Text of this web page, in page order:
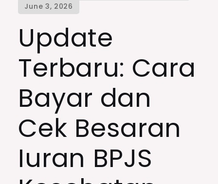
Update
Terbaru: Cara
Bayar dan
Cek Besaran
Iuran BPJS